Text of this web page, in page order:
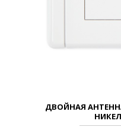
ДВОЙНАЯ